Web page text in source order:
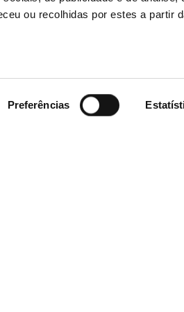
ou recolhidas por estes a partir
Preferências